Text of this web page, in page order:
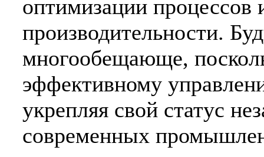
оптимизации
производительности.
многообещающе,
эффективному
укрепляя свой статус
современных